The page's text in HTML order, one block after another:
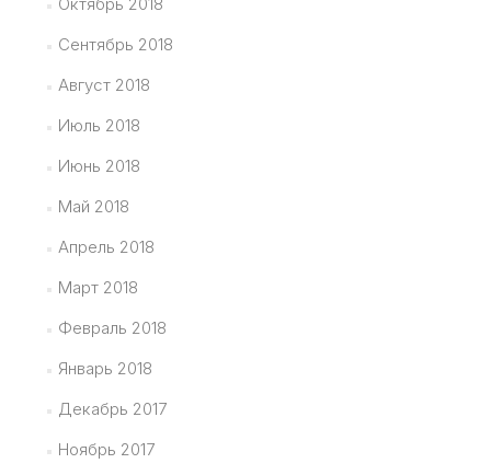
Сентябрь 2018
Август 2018
Июль 2018
Июнь 2018
Май 2018
Апрель 2018
Март 2018
Февраль 2018
Январь 2018
Декабрь 2017
Ноябрь 2017